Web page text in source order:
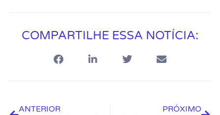
COMPARTILHE ESSA NOTÍCIA:
ANTERIOR PRÓXIMO